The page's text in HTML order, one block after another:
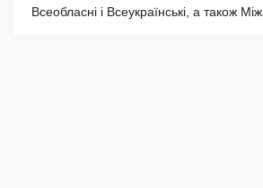
Всеобласні і Всеукраїнські, а також